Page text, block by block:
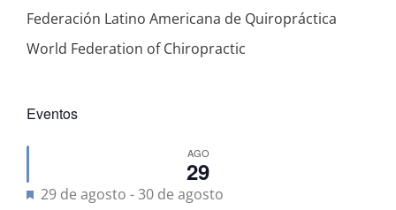
Federación Latino Americana de Quiropráctica
World Federation of Chiropractic
Eventos
AGO
29
Destacado
29 de agosto -30 de agosto